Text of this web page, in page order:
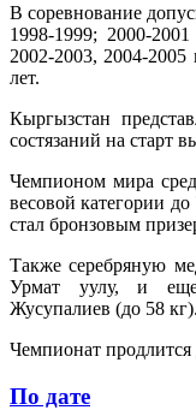
В соревнование
1998-1999; 2000-
2002-2003, 2004-
лет.
Кыргызстан
состязаний на старт
Чемпионом мира
весовой категории
стал бронзовым
Также серебряную
Урмат уулу, и еще
Жусупалиев (до 58 кг).
Чемпионат продлится
По дате